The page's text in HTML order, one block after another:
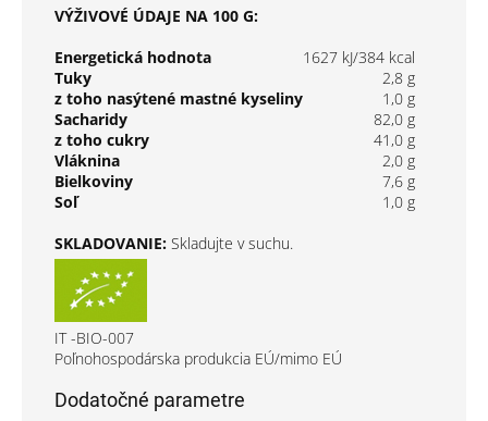
VÝŽIVOVÉ ÚDAJE NA 100 G:
Energetická hodnota
1627 kJ/384 kcal
Tuky
2,8 g
z toho nasýtené mastné kyseliny
1,0 g
Sacharidy
82,0 g
z toho cukry
41,0 g
Vláknina
2,0 g
Bielkoviny
7,6 g
Soľ
1,0 g
SKLADOVANIE: Skladujte v suchu.
IT -BIO-007
Poľnohospodárska produkcia EÚ/mimo EÚ
Dodatočné parametre